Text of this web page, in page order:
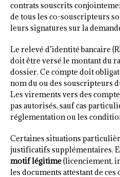
contrats souscrits
de tous les co-souscripteurs
leurs signatures sur la
Le relevé d’identité bancaire
doit être versé le montant du
dossier. Ce compte doit
nom du ou des souscripteurs
Les virements vers des
pas autorisés, sauf cas
réglementation ou les
Certaines situations
justificatifs supplémentaires.
motif légitime(licenciement,
les documents attestant de